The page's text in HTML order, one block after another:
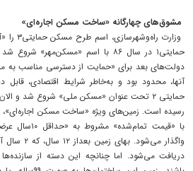
مشوق‌های چهارگانه «ساخت مسکن اجاره‌ای»
وزارت
حمایتی۱ در سال ۸۶ با اسم
دولت‌های بعد برای «حمایت از دسترسی مناسب به
حمایتی ۲ تحت عنوان «مسکن ملی» شروع شد و
رسیده است. زمین‌های ویژه «ساخت مسکن اجاره‌ای»،
با «قیمت
واگذار
دریافت می‌شود. اما چنانچه این دسته از سازنده‌ها